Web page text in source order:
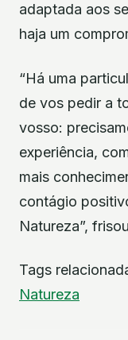
adaptada aos
haja um
“Há uma
de vos pedir a
vosso:
experiência,
mais
contágio
Natureza”,
Tags
Natureza